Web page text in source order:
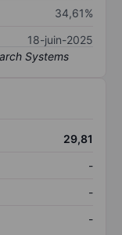
34,61%
18-juin-2025
29,81
-
-
-